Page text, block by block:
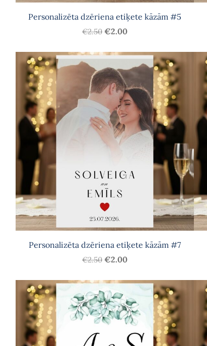
Personalizēta dzēriena etiķete kāzām #5
€2.50 €2.00
Personalizēta dzēriena etiķete kāzām #7
€2.50 €2.00